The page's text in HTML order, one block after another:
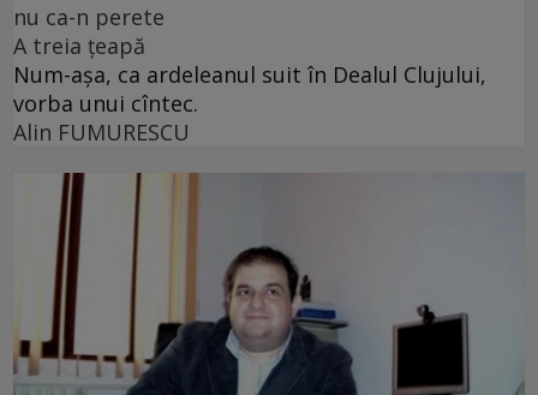
nu ca-n perete
A treia țeapă
Num-așa, ca ardeleanul suit în Dealul Clujului,
vorba unui cîntec.
Alin FUMURESCU